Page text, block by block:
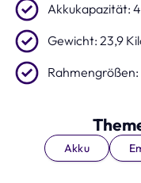
Akkukapazität:
Gewicht: 23,9
Rahmengrößen:
Akku